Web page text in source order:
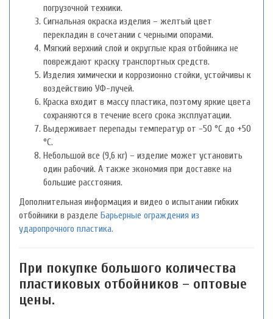
погрузочной техники.
Сигнальная окраска изделия – желтый цвет
перекладин в сочетании с черными опорами.
Мягкий верхний слой и округлые края отбойника не
повреждают краску транспортных средств.
Изделия химически и коррозионно стойки, устойчивы к
воздействию УФ-лучей.
Краска входит в массу пластика, поэтому яркие цвета
сохраняются в течение всего срока эксплуатации.
Выдерживает перепады температур от -50 °С до +50
°С.
Небольшой все (9,6 кг) – изделие может установить
один рабочий. А также экономия при доставке на
большие расстояния.
Дополнительная информация и видео о испытании гибких
отбойники в разделе Барьерные ограждения из
ударопрочного пластика.
При покупке большого количества
пластиковых отбойников – оптовые
цены.